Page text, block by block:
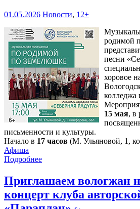
01.05.2026 Новости, 12+
родимой
песни
хоровое
колледжа
15 мая, в
письменности и культуры.
Начало в 17 часов (М. Ульяновой, 1,
Афиша
Подробнее
Приглашаем вологжан
концерт клуба